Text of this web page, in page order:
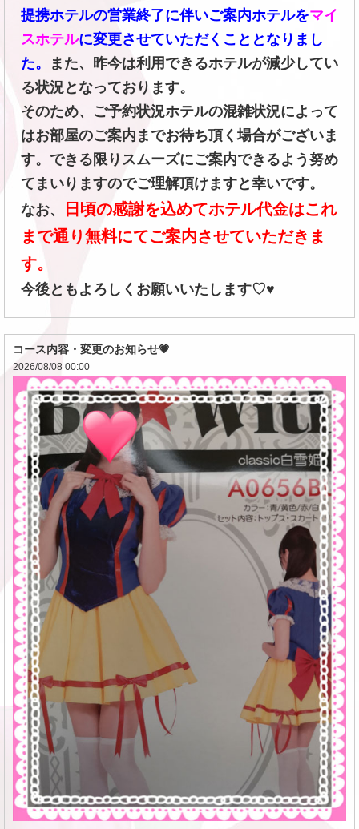
提携ホテルの営業終了に伴いご案内ホテルをマイ
スホテルに変更させていただくこととなりまし
た。
また、昨今は利用できるホテルが減少してい
る状況となっております。
そのため、ご予約状況ホテルの混雑状況によって
はお部屋のご案内までお待ち頂く場合がございま
す。できる限りスムーズにご案内できるよう努め
てまいりますのでご理解頂けますと幸いです。
なお、
日頃の感謝を込めてホテル代金はこれ
まで通り無料にてご案内させていただきま
す。
今後ともよろしくお願いいたします♡♥
コース内容・変更のお知らせ💗
2026/08/08 00:00